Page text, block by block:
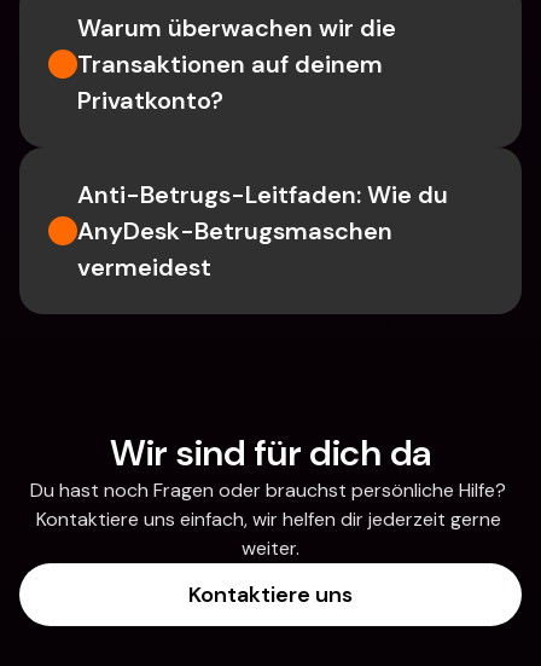
Warum überwachen wir die
Transaktionen auf deinem
Privatkonto?
Anti-Betrugs-Leitfaden: Wie du
AnyDesk-Betrugsmaschen
vermeidest
Wir sind für dich da
Du hast noch Fragen oder brauchst persönliche Hilfe?
Kontaktiere uns einfach, wir helfen dir jederzeit gerne
weiter.
Kontaktiere uns